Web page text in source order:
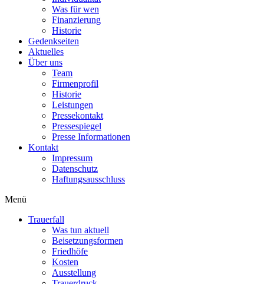
Was für wen
Finanzierung
Historie
Gedenkseiten
Aktuelles
Über uns
Team
Firmenprofil
Historie
Leistungen
Pressekontakt
Pressespiegel
Presse Informationen
Kontakt
Impressum
Datenschutz
Haftungsausschluss
Menü
Trauerfall
Was tun aktuell
Beisetzungsformen
Friedhöfe
Kosten
Ausstellung